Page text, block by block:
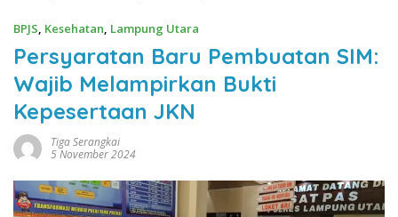
BPJS, Kesehatan, Lampung Utara
Persyaratan Baru Pembuatan SIM:
Wajib Melampirkan Bukti
Kepesertaan JKN
Tiga Serangkai
5 November 2024